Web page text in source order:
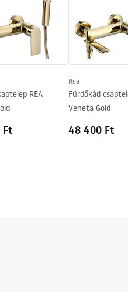
REA
Ft
Rea
Fürdőkád
Veneta Gold
48 400 Ft